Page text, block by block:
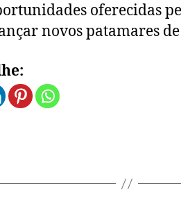
oferecidas
novos patamares de